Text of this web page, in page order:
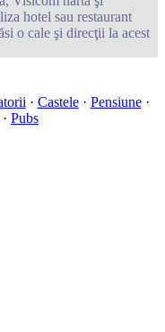
hotel sau restaurant
o cale şi direcţii la acest
· Castele· Pensiune·
· Pubs